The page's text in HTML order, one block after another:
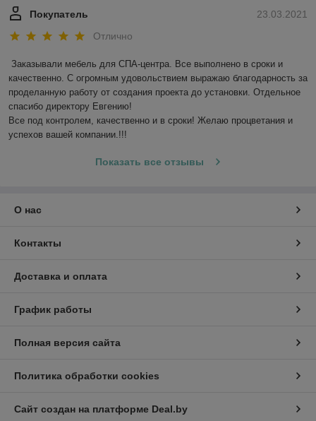
23.03.2021
Покупатель
Отлично
Заказывали мебель для СПА-центра. Все выполнено в сроки и
качественно. С огромным удовольствием выражаю благодарность за
проделанную работу от создания проекта до установки. Отдельное
спасибо директору Евгению!
Все под контролем, качественно и в сроки! Желаю процветания и
успехов вашей компании.!!!
Показать все отзывы
О нас
Контакты
Доставка и оплата
График работы
Полная версия сайта
Политика обработки cookies
Сайт создан на платформе Deal.by